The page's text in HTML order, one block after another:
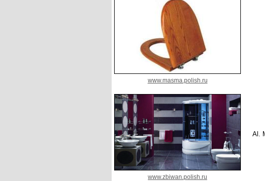
www.masma.polish.ru
Al.
www.zbiwan.polish.ru